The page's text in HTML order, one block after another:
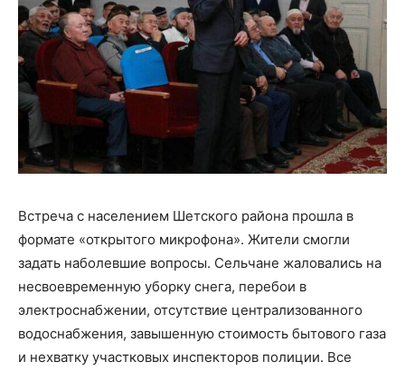
Встреча с населением Шетского района прошла в
формате «открытого микрофона». Жители смогли
задать наболевшие вопросы. Сельчане жаловались на
несвоевременную уборку снега, перебои в
электроснабжении, отсутствие централизованного
водоснабжения, завышенную стоимость бытового газа
и нехватку участковых инспекторов полиции. Все